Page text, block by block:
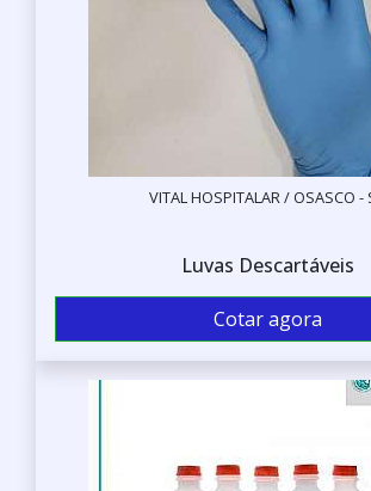
VITAL HOSPITALAR / OSASCO -
Luvas Descartáveis
Cotar agora